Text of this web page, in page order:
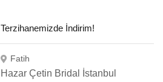
Terzihanemizde İndirim!
Fatih
Hazar Çetin Bridal İstanbul